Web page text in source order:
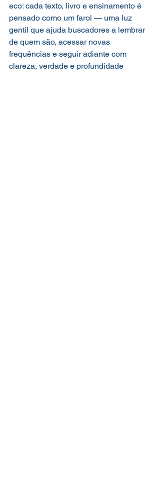
eco: cada texto, livro e ensinamento é
pensado como um farol — uma luz
gentil que ajuda buscadores a lembrar
de quem são, acessar novas
frequências e seguir adiante com
clareza, verdade e profundidade